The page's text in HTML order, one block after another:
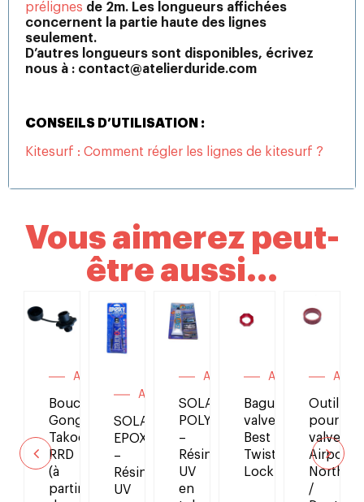
prélignes de 2m. Les longueurs affichées
concernent la partie haute des lignes
seulement.
D’autres longueurs sont disponibles, écrivez
nous à : contact@atelierduride.com
CONSEILS D’UTILISATION :
Kitesurf : Comment régler les lignes de kitesurf ?
Vous aimerez peut-
être aussi...
Accessoires
Bouchon
Gong,
Takoon,
RRD
(à
partir
Accessoires
SOLAREZ
EPOXY
–
Résine
UV
Accessoires
SOLAREZ
POLYESTER
–
Résine
UV
en
Accessoires
Bague
valve
Best
Twist
Lock
Outil
pour
valve
Airport
North
/